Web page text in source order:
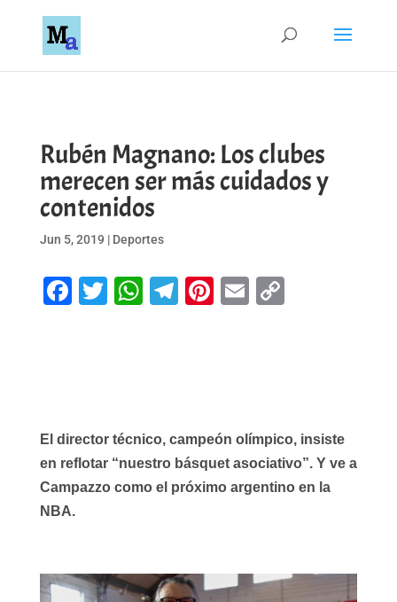
Rubén Magnano: Los clubes
merecen ser más cuidados y
contenidos
Jun 5, 2019 | Deportes
Facebook
Twitter
WhatsApp
Telegram
Pinterest
EmailCopy
El director técnico, campeón olímpico, insiste
en reflotar “nuestro básquet asociativo”. Y ve a
Campazzo como el próximo argentino en la
NBA.